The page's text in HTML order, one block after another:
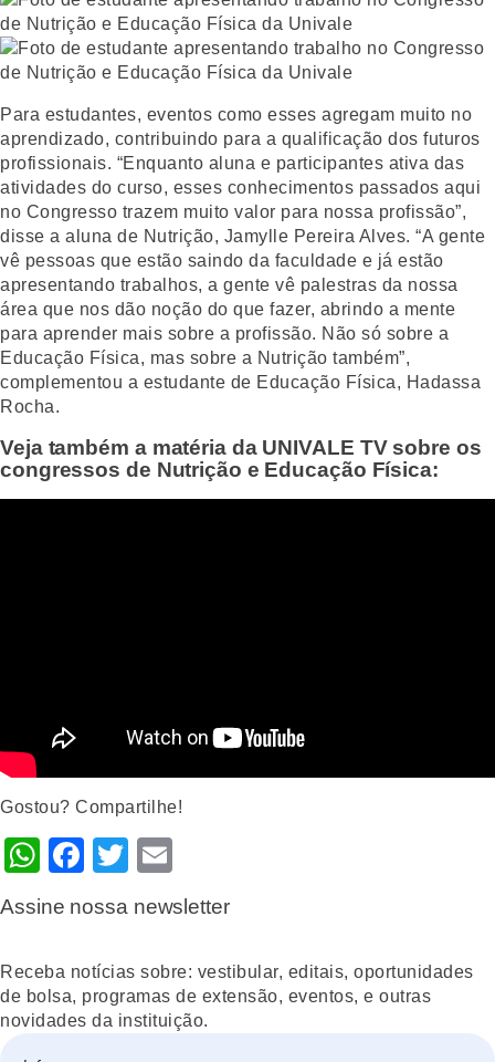
Para estudantes, eventos como esses agregam muito no
aprendizado, contribuindo para a qualificação dos futuros
profissionais. “Enquanto aluna e participantes ativa das
atividades do curso, esses conhecimentos passados aqui
no Congresso trazem muito valor para nossa profissão”,
disse a aluna de Nutrição, Jamylle Pereira Alves. “A gente
vê pessoas que estão saindo da faculdade e já estão
apresentando trabalhos, a gente vê palestras da nossa
área que nos dão noção do que fazer, abrindo a mente
para aprender mais sobre a profissão. Não só sobre a
Educação Física, mas sobre a Nutrição também”,
complementou a estudante de Educação Física, Hadassa
Rocha.
Veja também a matéria da UNIVALE TV sobre os
congressos de Nutrição e Educação Física:
Gostou? Compartilhe!
WhatsApp
Facebook
Twitter
Assine nossa newsletter
Receba notícias sobre: vestibular, editais, oportunidades
de bolsa, programas de extensão, eventos, e outras
novidades da instituição.